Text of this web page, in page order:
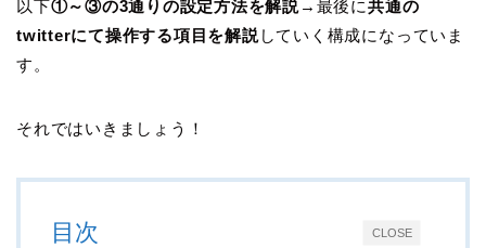
以下①～③の3通りの設定方法を解説→最後に共通の
twitterにて操作する項目を解説していく構成になっていま
す。
それではいきましょう！
CLOSE
目次